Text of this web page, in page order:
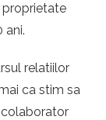
ani.
relatiilor
ca stim sa